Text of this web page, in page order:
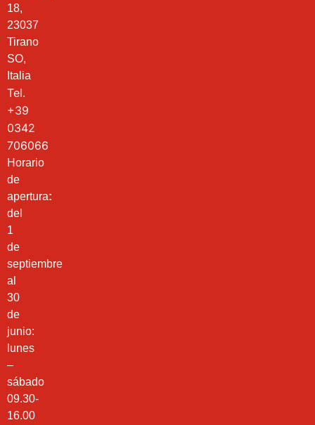
18,
23037
Tirano
SO,
Italia
Tel.
+39
0342
706066
Horario
de
apertura:
del
1
de
septiembre
al
30
de
junio:
lunes
–
sábado
09.30-
16.00